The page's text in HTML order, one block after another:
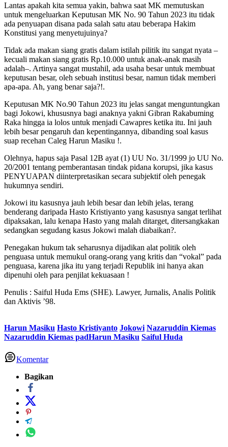
Lantas apakah kita semua yakin, bahwa saat MK memutuskan
untuk mengeluarkan Keputusan MK No. 90 Tahun 2023 itu tidak
ada penyuapan disana pada salah satu atau beberapa Hakim
Konstitusi yang menyetujuinya?
Tidak ada makan siang gratis dalam istilah pilitik itu sangat nyata –
kecuali makan siang gratis Rp.10.000 untuk anak-anak masih
adalah–. Artinya sangat mustahil, ada usaha besar untuk membuat
keputusan besar, oleh sebuah institusi besar, namun tidak memberi
apa-apa. Ah, yang benar saja?!.
Keputusan MK No.90 Tahun 2023 itu jelas sangat menguntungkan
bagi Jokowi, khususnya bagi anaknya yakni Gibran Rakabuming
Raka hingga ia lolos untuk menjadi Cawapres ketika itu. Ini jauh
lebih besar pengaruh dan kepentingannya, dibanding soal kasus
suap recehan Caleg Harun Masiku !.
Olehnya, hapus saja Pasal 12B ayat (1) UU No. 31/1999 jo UU No.
20/2001 tentang pemberantasan tindak pidana korupsi, jika kasus
PENYUAPAN diinterpretasikan secara subjektif oleh penegak
hukumnya sendiri.
Jokowi itu kasusnya jauh lebih besar dan lebih jelas, terang
benderang daripada Hasto Kristiyanto yang kasusnya sangat terlihat
dipaksakan, lalu kenapa Hasto yang malah ditarget, ditersangkakan
sedangkan segudang kasus Jokowi malah diabaikan?.
Penegakan hukum tak seharusnya dijadikan alat politik oleh
penguasa untuk memukul orang-orang yang kritis dan “vokal” pada
penguasa, karena jika itu yang terjadi Republik ini hanya akan
dipenuhi oleh para penjilat kekuasaan !
Penulis : Saiful Huda Ems (SHE). Lawyer, Jurnalis, Analis Politik
dan Aktivis ’98.
Harun Masiku Hasto Kristiyanto Jokowi Nazaruddin Kiemas
Nazaruddin Kiemas padHarun Masiku Saiful Huda
Komentar
Bagikan